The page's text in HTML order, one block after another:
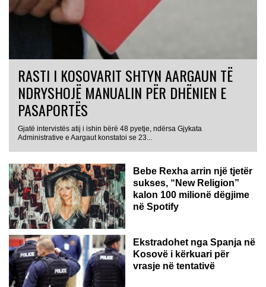
RASTI I KOSOVARIT SHTYN AARGAUN TË
NDRYSHOJË MANUALIN PËR DHËNIEN E
PASAPORTËS
Gjatë intervistës atij i ishin bërë 48 pyetje, ndërsa Gjykata
Administrative e Aargaut konstatoi se 23...
Bebe Rexha arrin një tjetër
sukses, “New Religion”
kalon 100 milionë dëgjime
në Spotify
Ekstradohet nga Spanja në
Kosovë i kërkuari për
vrasje në tentativë
GJERMANI